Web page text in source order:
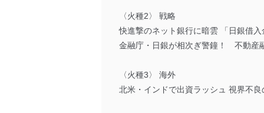
〈火種2〉 戦略
快進撃のネット銀行に暗雲 「日銀借入
金融庁・日銀が相次ぎ警鐘！ 不動産
〈火種3〉 海外
北米・インドで出資ラッシュ 視界不